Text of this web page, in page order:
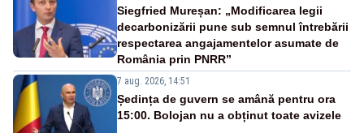
Siegfried Mureșan: „Modificarea legii
decarbonizării pune sub semnul întrebării
respectarea angajamentelor asumate de
România prin PNRR”
7 aug. 2026, 14:51
Ședința de guvern se amână pentru ora
15:00. Bolojan nu a obținut toate avizele